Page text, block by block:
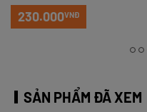
230.000VNĐ
SẢN PHẨM ĐÃ XEM